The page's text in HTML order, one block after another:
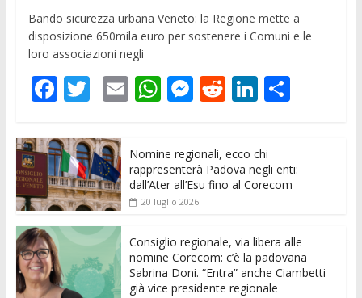
Bando sicurezza urbana Veneto: la Regione mette a
disposizione 650mila euro per sostenere i Comuni e le
loro associazioni negli
F
e
b
o
o
k
T
itt
er
E
l
W
s
A
p
p
M
ss
e
n
er
R
di
t
Li
k
e
dI
C
di
vi
Nomine regionali, ecco chi
rappresenterà Padova negli enti:
dall’Ater all’Esu fino al Corecom
20 luglio 2026
Consiglio regionale, via libera alle
nomine Corecom: c’è la padovana
Sabrina Doni. “Entra” anche Ciambetti
già vice presidente regionale